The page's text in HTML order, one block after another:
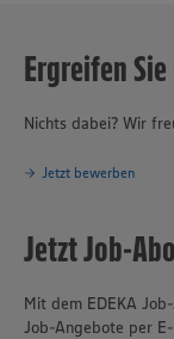
Ergreifen
Nichts dabei? Wir
Jetzt bewerben
Jetzt Job-
Mit dem EDEKA
Job-Angebote per